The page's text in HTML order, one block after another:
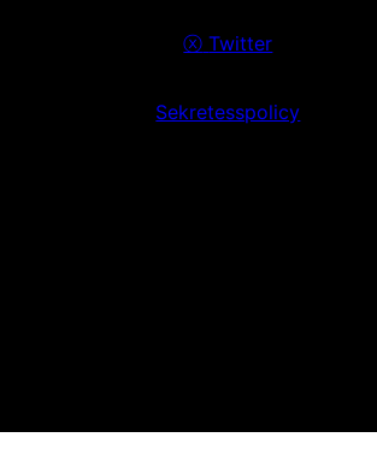
ⓧ Twitter
Sekretesspolicy